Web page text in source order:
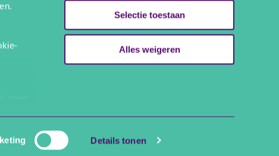
Details tonen
Selectie toestaan
Alles weigeren
Translink
Stationsplein 151-157
3818 LE Amersfoort